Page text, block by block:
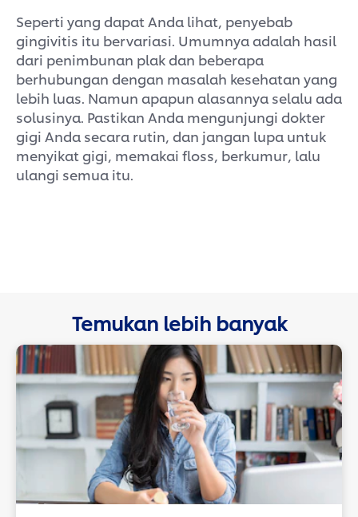
Seperti yang dapat Anda lihat, penyebab
gingivitis itu bervariasi. Umumnya adalah hasil
dari penimbunan plak dan beberapa
berhubungan dengan masalah kesehatan yang
lebih luas. Namun apapun alasannya selalu ada
solusinya. Pastikan Anda mengunjungi dokter
gigi Anda secara rutin, dan jangan lupa untuk
menyikat gigi, memakai floss, berkumur, lalu
ulangi semua itu.
Temukan lebih banyak